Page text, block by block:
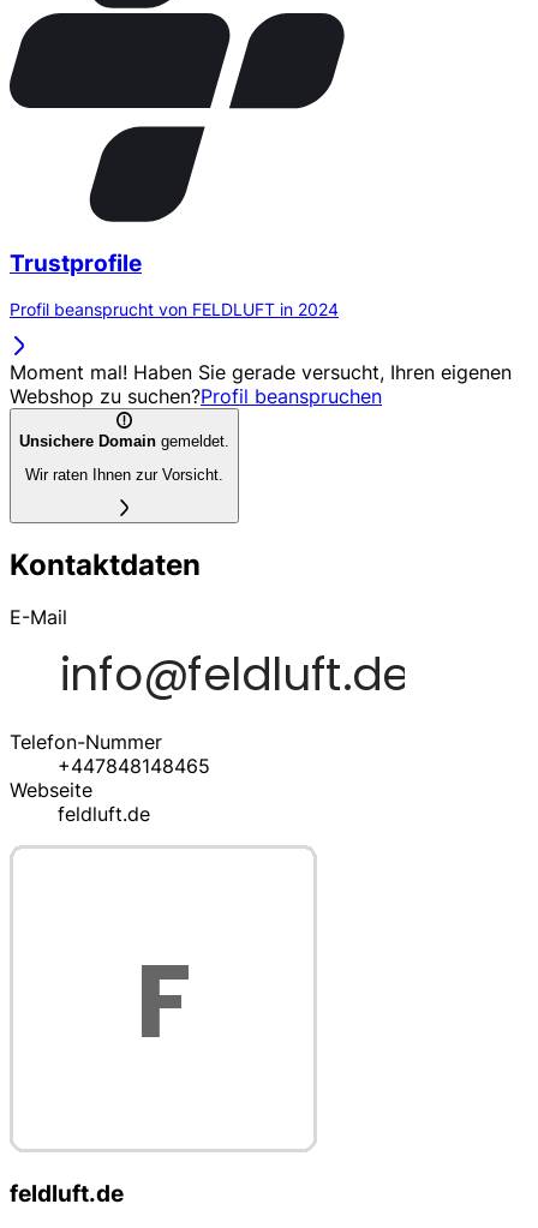
Trustprofile
Profil beansprucht von FELDLUFT in 2024
Moment mal! Haben Sie gerade versucht, Ihren eigenen
Webshop zu suchen?Profil beanspruchen
Unsichere Domain gemeldet.
Wir raten Ihnen zur Vorsicht.
Kontaktdaten
E-Mail
Telefon-Nummer
+447848148465
Webseite
feldluft.de
feldluft.de